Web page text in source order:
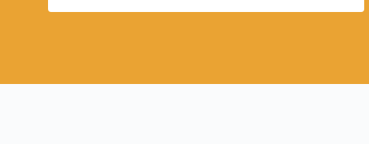
disposição e alegria!